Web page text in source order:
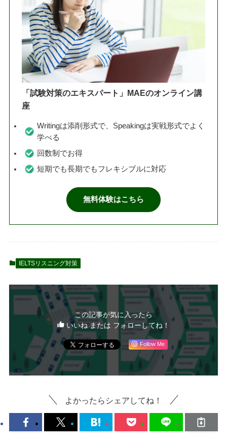
「試験対策のエキスパート」MAEのオンライン講
座
Writingは添削形式で、Speakingは実戦形式でよく
学べる
回数制でお得
短期でも長期でもフレキシブルに対応
無料体験はこちら
IELTSリスニング対策
この記事が気に入ったら
いいね または フォローしてね！
Follow Me
よかったらシェアしてね！